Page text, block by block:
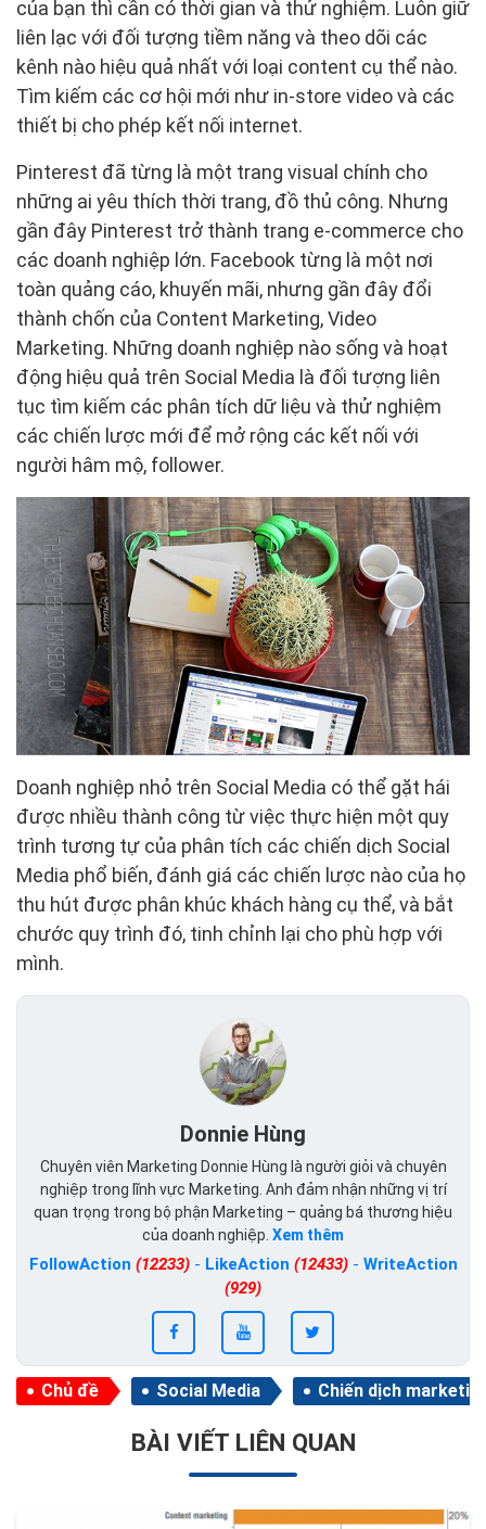
của bạn thì cần có thời gian và thử nghiệm. Luôn giữ
liên lạc với đối tượng tiềm năng và theo dõi các
kênh nào hiệu quả nhất với loại content cụ thể nào.
Tìm kiếm các cơ hội mới như in-store video và các
thiết bị cho phép kết nối internet.
Pinterest đã từng là một trang visual chính cho
những ai yêu thích thời trang, đồ thủ công. Nhưng
gần đây Pinterest trở thành trang e-commerce cho
các doanh nghiệp lớn. Facebook từng là một nơi
toàn quảng cáo, khuyến mãi, nhưng gần đây đổi
thành chốn của Content Marketing, Video
Marketing. Những doanh nghiệp nào sống và hoạt
động hiệu quả trên Social Media là đối tượng liên
tục tìm kiếm các phân tích dữ liệu và thử nghiệm
các chiến lược mới để mở rộng các kết nối với
người hâm mộ, follower.
Doanh nghiệp nhỏ trên Social Media có thể gặt hái
được nhiều thành công từ việc thực hiện một quy
trình tương tự của phân tích các chiến dịch Social
Media phổ biến, đánh giá các chiến lược nào của họ
thu hút được phân khúc khách hàng cụ thể, và bắt
chước quy trình đó, tinh chỉnh lại cho phù hợp với
mình.
Donnie Hùng
Chuyên viên Marketing Donnie Hùng là người giỏi và chuyên
nghiệp trong lĩnh vực Marketing. Anh đảm nhận những vị trí
quan trọng trong bộ phận Marketing – quảng bá thương hiệu
của doanh nghiệp. Xem thêm
FollowAction (12233)- LikeAction (12433)- WriteAction
(929)
Chủ đề Social Media Chiến dịch
BÀI VIẾT LIÊN QUAN